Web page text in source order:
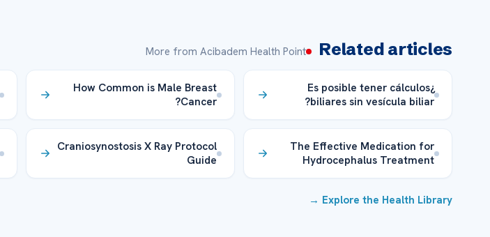
Related articles
More from Acibadem Health Point
¿Es posible tener cálculos
biliares sin vesícula biliar?
How Common is Male Breast
Cancer?
The Effective Medication for
Hydrocephalus Treatment
Craniosynostosis X Ray Protocol
Guide
Explore the Health Library →